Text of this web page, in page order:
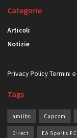
Categorie
Articoli
Notizie
Privacy PolicyTermini
Tags
amiibo Capcom
Direct EA Sports